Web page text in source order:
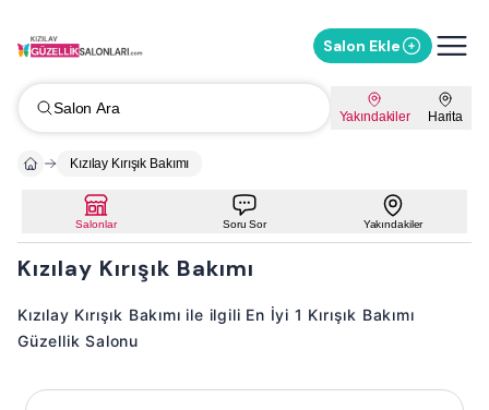
Salon Ekle
Salon Ara Yakındakiler Harita
Kızılay Kırışık Bakımı
Salonlar Soru Sor Yakındakiler
Kızılay Kırışık Bakımı
Kızılay Kırışık Bakımı ile ilgili En İyi 1 Kırışık Bakımı
Güzellik Salonu